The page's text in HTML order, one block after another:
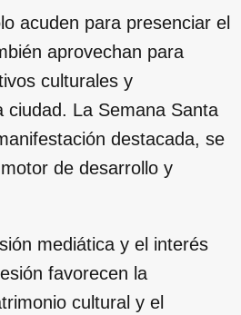
acuden para presenciar el
aprovechan para
culturales y
ciudad. La Semana Santa
destacada, se
de desarrollo y
mediática y el interés
favorecen la
cultural y el